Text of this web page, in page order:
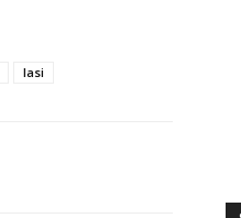
Iasi